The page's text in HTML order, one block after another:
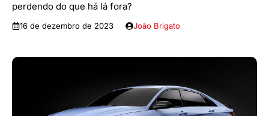
perdendo do que há lá fora?
16 de dezembro de 2023 João Brigato